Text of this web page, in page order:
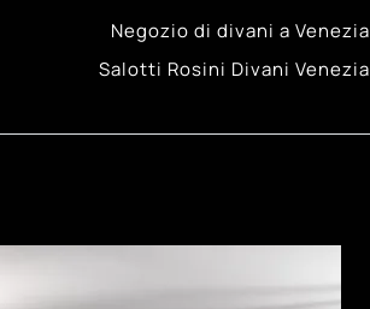
Negozio di divani a Venezia
Salotti Rosini Divani Venezia